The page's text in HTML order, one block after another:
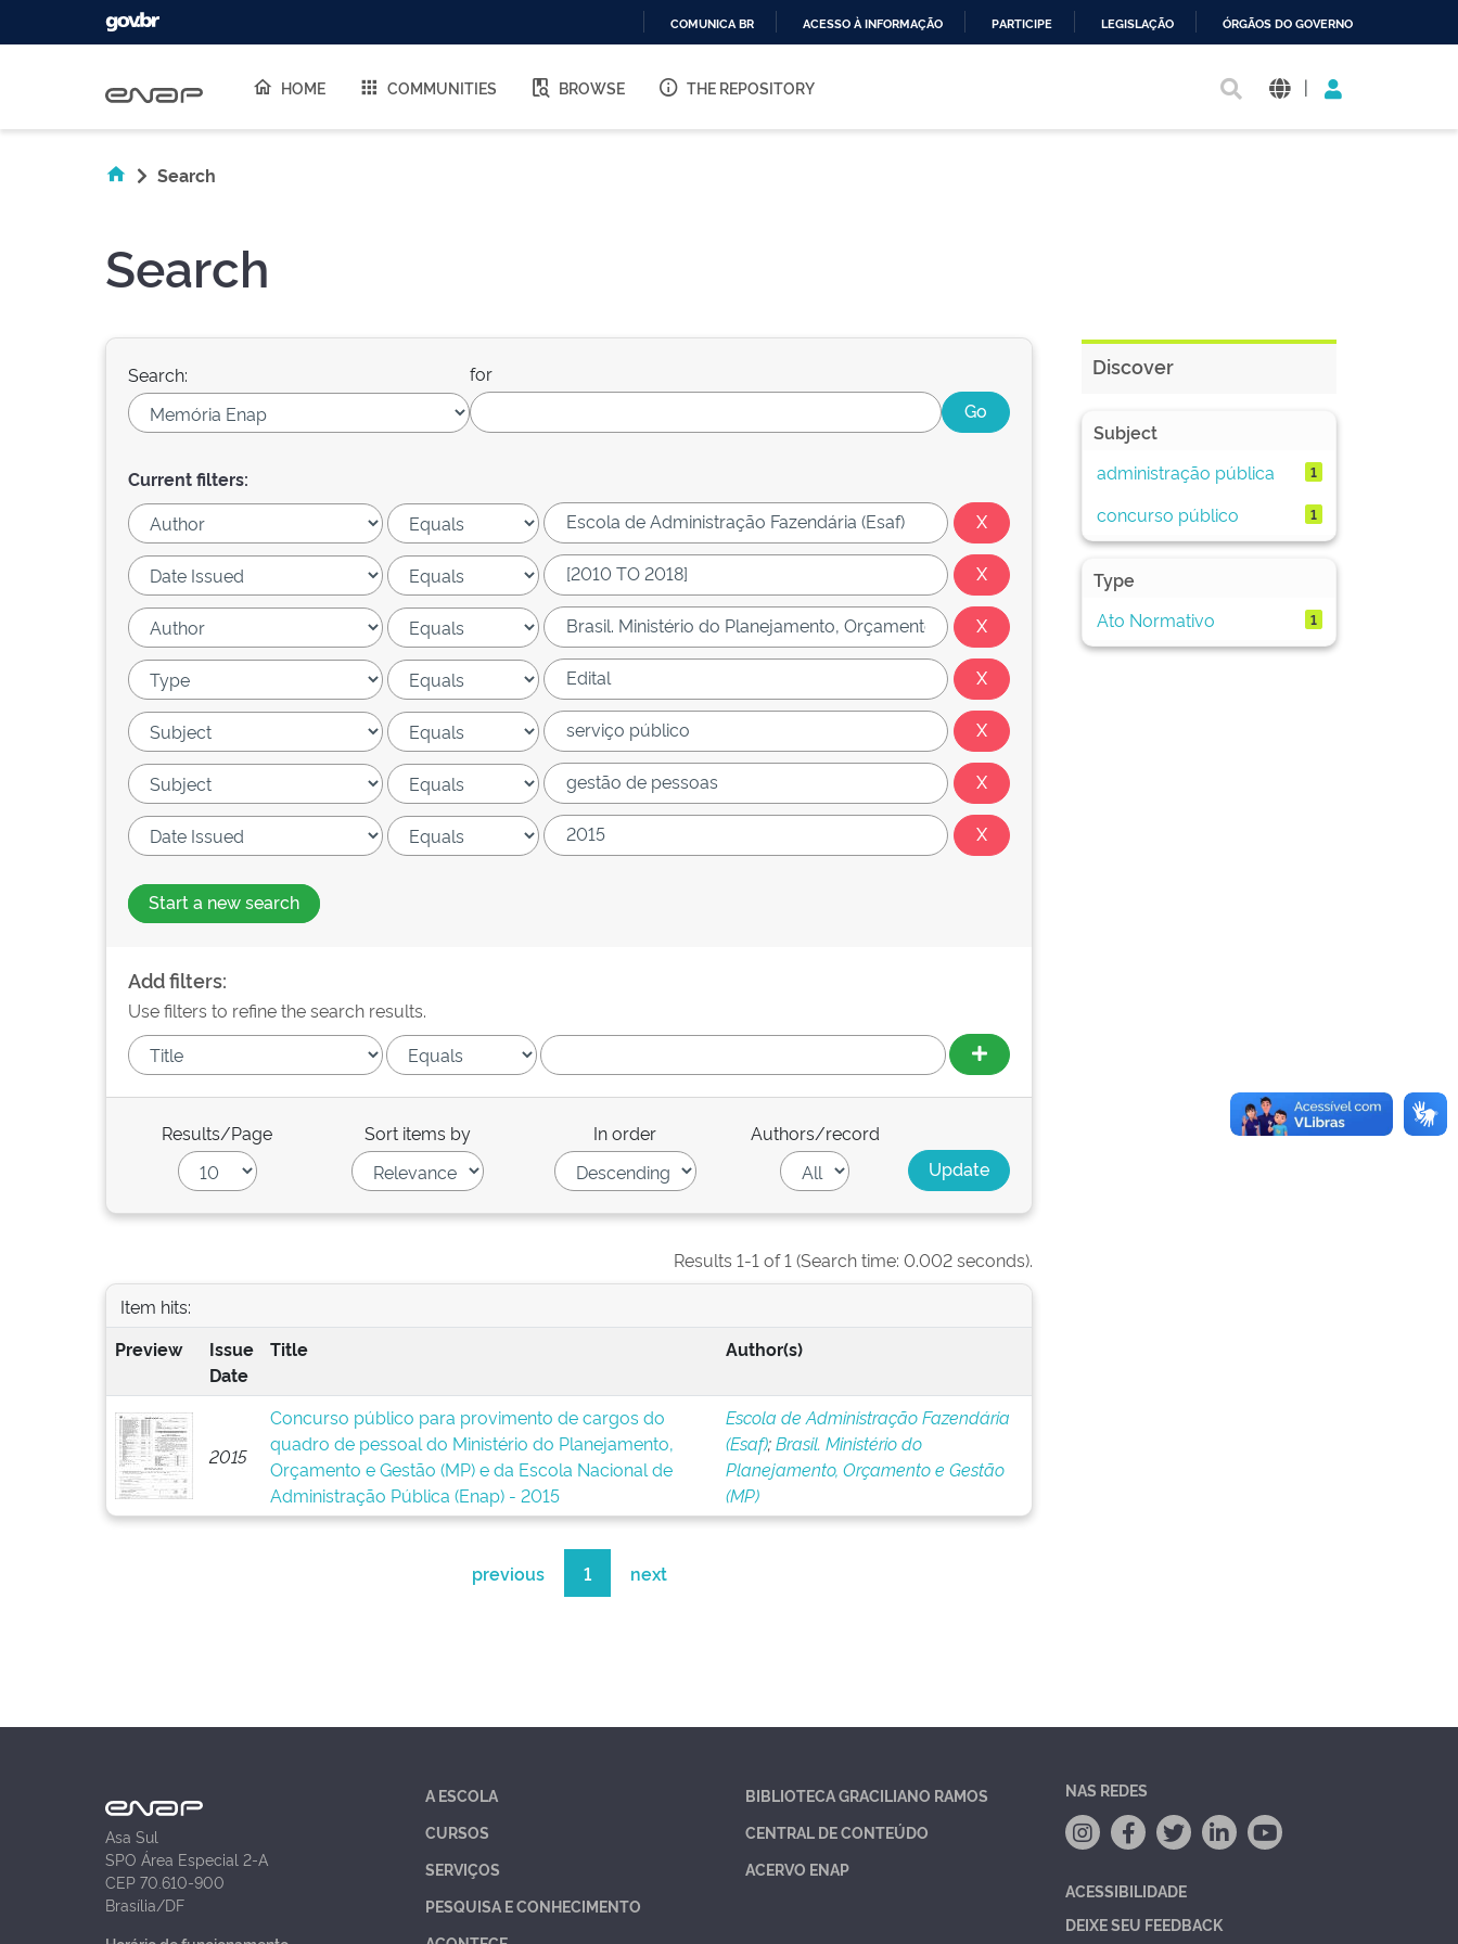
O
COMUNICA BR ACESSO À INFORMAÇÃO PARTICIPE LEGISLAÇÃO ÓRGÃOS DO GOVERNO
HOME COMMUNITIES BROWSE THE REPOSITORY |
Search
Search
Search: for
Current filters:
Start a new search
Add filters:
Use filters to refine the search results.
Results/Page Sort items by In order Authors/record
Results 1-1 of 1 (Search time: 0.002 seconds).
Item hits:
Preview
Issue
Date
Title Author(s)
2015
Concurso público para provimento de cargos do
quadro de pessoal do Ministério do Planejamento,
Orçamento e Gestão (MP) e da Escola Nacional de
Administração Pública (Enap) - 2015
Escola de Administração Fazendária
(Esaf);Brasil. Ministério do
Planejamento, Orçamento e Gestão
(MP)
previous 1 next
Discover
Subject
administração pública
1
concurso público 1
Type
Ato Normativo
1
Asa Sul
SPO Área Especial 2-A
CEP 70.610-900
Brasília/DF
A ESCOLA
CURSOS
SERVIÇOS
PESQUISA E CONHECIMENTO
BIBLIOTECA GRACILIANO RAMOS
CENTRAL DE CONTEÚDO
ACERVO ENAP
NAS REDES
ACESSIBILIDADE
DEIXE SEU FEEDBACK